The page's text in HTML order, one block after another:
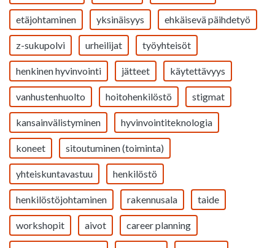
etäjohtaminen yksinäisyys ehkäisevä päihdetyö
z-sukupolvi urheilijat työyhteisöt
henkinen hyvinvointi jätteet käytettävyys
vanhustenhuolto hoitohenkilöstö stigmat
kansainvälistyminen hyvinvointiteknologia
koneet sitoutuminen (toiminta)
yhteiskuntavastuu henkilöstö
henkilöstöjohtaminen rakennusala taide
workshopit aivot career planning